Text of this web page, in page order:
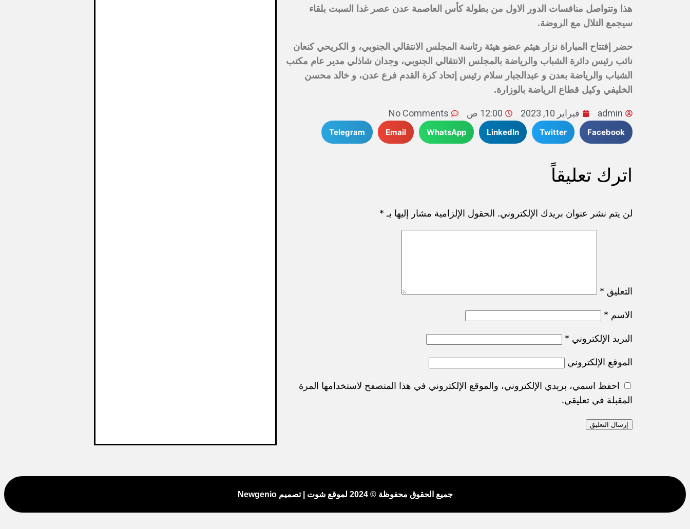
هذا وتتواصل منافسات الدور الاول من بطولة كأس العاصمة عدن عصر غدا السبت بلقاء
سيجمع التلال مع الروضة.
حضر إفتتاح المباراة نزار هيثم عضو هيئة رئاسة المجلس الانتقالي الجنوبي، و الكريحي كنعان
نائب رئيس دائرة الشباب والرياضة بالمجلس الانتقالي الجنوبي، وجدان شاذلي مدير عام مكتب
الشباب والرياضة بعدن و عبدالجبار سلام رئيس إتحاد كرة القدم فرع عدن، و خالد محسن
الخليفي وكيل قطاع الرياضة بالوزارة.
admin فبراير 10, 2023 12:00 ص No Comments
Facebook
Twitter
LinkedIn
WhatsApp
Email
Telegram
اترك تعليقاً
لن يتم نشر عنوان بريدك الإلكتروني. الحقول الإلزامية مشار إليها بـ *
التعليق *
الاسم *
البريد الإلكتروني *
الموقع الإلكتروني
احفظ اسمي، بريدي الإلكتروني، والموقع الإلكتروني في هذا المتصفح لاستخدامها المرة
المقبلة في تعليقي.
جميع الحقوق محفوظة © 2024 لموقع شوت | تصميم Newgenio